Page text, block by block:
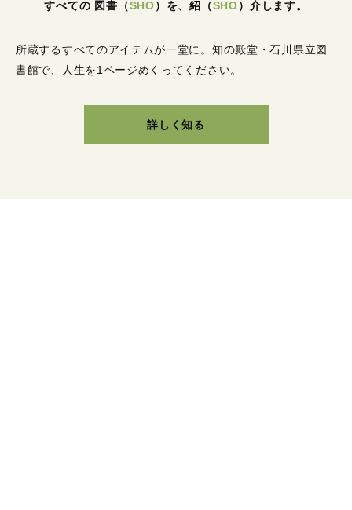
すべての 図書 （SHO） を、紹 （SHO） 介します。
所蔵するすべてのアイテムが一堂に。 知の殿堂・石川県立図
書館で、人生を1ページめくってください。
詳しく知る